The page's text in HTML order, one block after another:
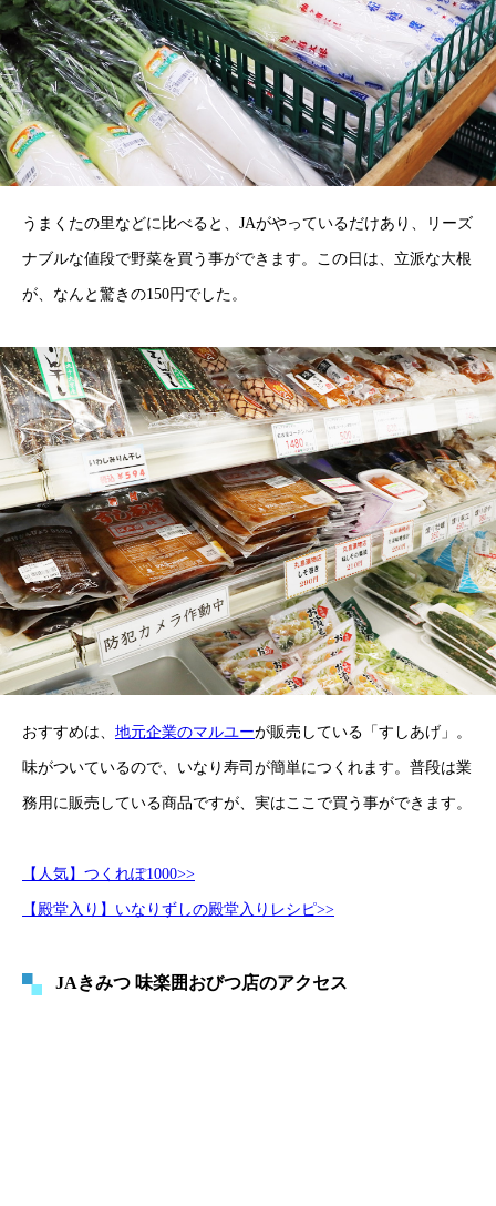
うまくたの里などに比べると、JAがやっているだけあり、リーズ
ナブルな値段で野菜を買う事ができます。この日は、立派な大根
が、なんと驚きの150円でした。
おすすめは、 地元企業のマルユーが販売している「すしあげ」。
味がついているので、いなり寿司が簡単につくれます。普段は業
務用に販売している商品ですが、実はここで買う事ができます。
【人気】つくれぽ1000>>
【殿堂入り】いなりずしの殿堂入りレシピ>>
JAきみつ 味楽囲おびつ店のアクセス